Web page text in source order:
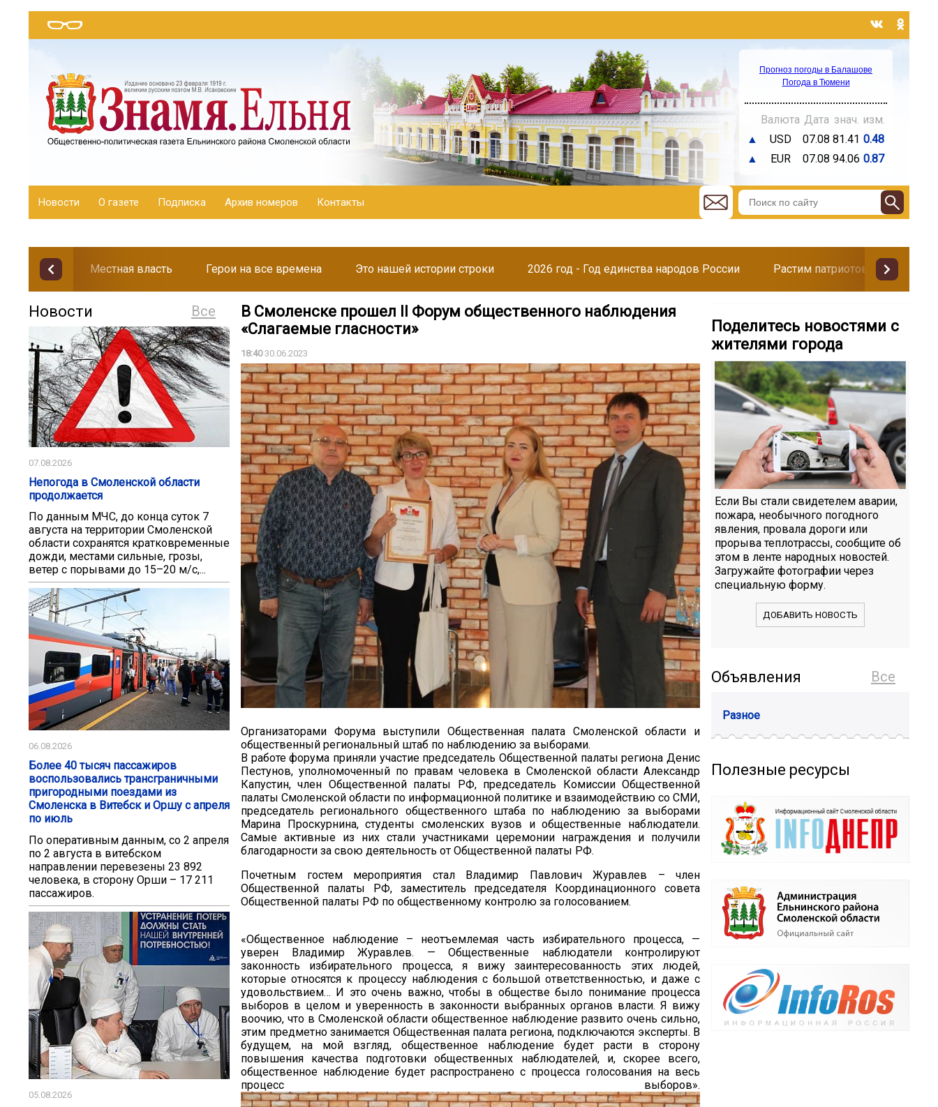
Прогноз погоды в Балашове
Погода в Тюмени
Валюта Дата знач. изм.
▲
USD 07.08 81.41 0.48
▲
EUR 07.08 94.06 0.87
Новости О газете Подписка Архив номеров Контакты
Местная власть Герои на все времена Это нашей истории строки 2026 год - Год единства народов России Растим патриотов
Все
Новости
07.08.2026
Непогода в Смоленской области
продолжается
По данным МЧС, до конца суток 7
августа на территории Смоленской
области сохранятся кратковременные
дожди, местами сильные, грозы,
ветер с порывами до 15–20 м/с,...
06.08.2026
Более 40 тысяч пассажиров
воспользовались трансграничными
пригородными поездами из
Смоленска в Витебск и Оршу с апреля
по июль
По оперативным данным, со 2 апреля
по 2 августа в витебском
направлении перевезены 23 892
человека, в сторону Орши – 17 211
пассажиров.
05.08.2026
В Смоленске прошел II Форум общественного наблюдения
«Слагаемые гласности»
18:4030.06.2023
Организаторами Форума выступили Общественная палата Смоленской области и
общественный региональный штаб по наблюдению за выборами.
В работе форума приняли участие председатель Общественной палаты региона Денис
Пестунов, уполномоченный по правам человека в Смоленской области Александр
Капустин, член Общественной палаты РФ, председатель Комиссии Общественной
палаты Смоленской области по информационной политике и взаимодействию со СМИ,
председатель регионального общественного штаба по наблюдению за выборами
Марина Проскурнина, студенты смоленских вузов и общественные наблюдатели.
Самые активные из них стали участниками церемонии награждения и получили
благодарности за свою деятельность от Общественной палаты РФ.
Почетным гостем мероприятия стал Владимир Павлович Журавлев – член
Общественной палаты РФ, заместитель председателя Координационного совета
Общественной палаты РФ по общественному контролю за голосованием.
«Общественное наблюдение – неотъемлемая часть избирательного процесса, —
уверен Владимир Журавлев. — Общественные наблюдатели контролируют
законность избирательного процесса, я вижу заинтересованность этих людей,
которые относятся к процессу наблюдения с большой ответственностью, и даже с
удовольствием… И это очень важно, чтобы в обществе было понимание процесса
выборов в целом и уверенность в законности выбранных органов власти. Я вижу
воочию, что в Смоленской области общественное наблюдение развито очень сильно,
этим предметно занимается Общественная палата региона, подключаются эксперты. В
будущем, на мой взгляд, общественное наблюдение будет расти в сторону
повышения качества подготовки общественных наблюдателей, и, скорее всего,
общественное наблюдение будет распространено с процесса голосования на весь
процесс выборов».
Поделитесь новостями с
жителями города
Если Вы стали свидетелем аварии,
пожара, необычного погодного
явления, провала дороги или
прорыва теплотрассы, сообщите об
этом в ленте народных новостей.
Загружайте фотографии через
специальную форму.
ДОБАВИТЬ НОВОСТЬ
Все
Объявления
Разное
Полезные ресурсы